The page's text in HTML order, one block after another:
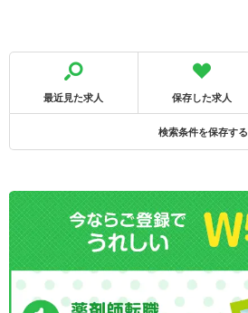
最近見た求人 保存した求人
検索条件を保存する